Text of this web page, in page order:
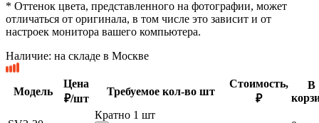
* Оттенок цвета, представленного на фотографии, может
отличаться от оригинала, в том числе это зависит и от
настроек монитора вашего компьютера.
Наличие: на складе в Москве
Модель
Цена
₽/шт
Требуемое кол-во шт
Стоимость,
₽
В
Кратно 1 шт